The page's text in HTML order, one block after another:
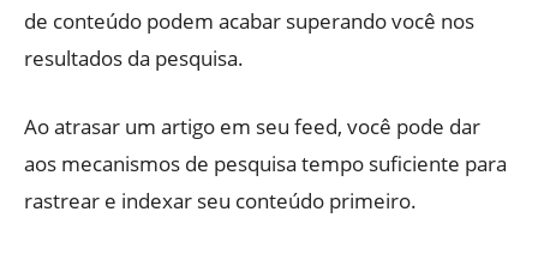
de conteúdo podem acabar superando você nos
resultados da pesquisa.
Ao atrasar um artigo em seu feed, você pode dar
aos mecanismos de pesquisa tempo suficiente para
rastrear e indexar seu conteúdo primeiro.